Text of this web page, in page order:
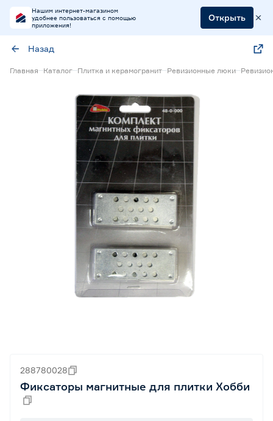
Нашим интернет-магазином
удобнее пользоваться с помощью
приложения!
Открыть
Назад
Главная Каталог Плитка и керамогранит Ревизионные люки
288780028
Фиксаторы магнитные для плитки Хобби